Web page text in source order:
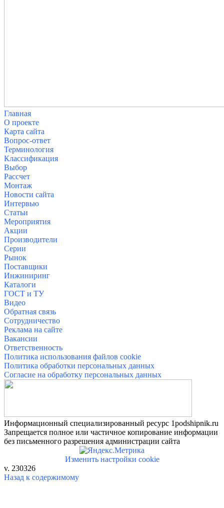
Главная
О проекте
Карта сайта
Вопрос-ответ
Терминология
Классификация
Выбор
Рассчет
Монтаж
Новости сайта
Интервью
Статьи
Мероприятия
Акции
Производители
Серии
Рынок
Поставщики
Инжиниринг
Каталоги
ГОСТ и ТУ
Видео
Обратная связь
Сотрудничество
Реклама на сайте
Вакансии
Ответственность
Политика использования файлов cookie
Политика обработки персональных данных
Согласие на обработку персональных данных
Информационный специализированный ресурс 1podshipnik.ru
Запрещается полное или частичное копирование информации
без письменного разрешения администрации сайта
Изменить настройки cookie
v. 230326
Назад к содержимому